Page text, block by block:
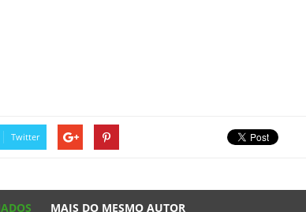
Twitter
MAIS DO MESMO AUTOR